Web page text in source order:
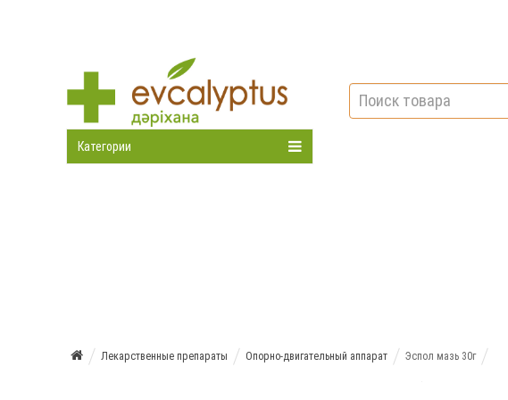
Категории
Лекарственные препараты Опорно-двигательный аппарат Эспол мазь 30г